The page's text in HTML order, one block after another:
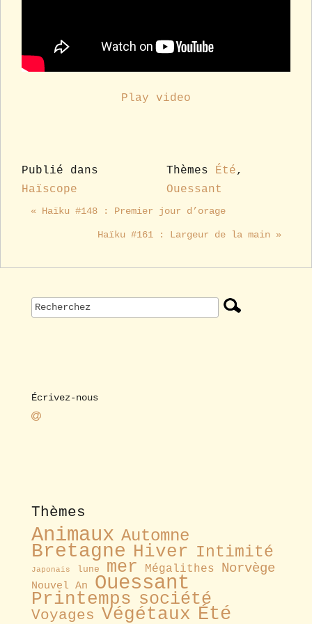
Play video
Publié dans
Haïscope
Thèmes Été,
Ouessant
« Haïku #148 : Premier jour d’orage
Haïku #161 : Largeur de la main »
Écrivez-nous
Thèmes
Animaux Automne
Bretagne Hiver Intimité
Japonais lune mer Mégalithes Norvège
Nouvel An Ouessant
Printemps société
Voyages Végétaux Été